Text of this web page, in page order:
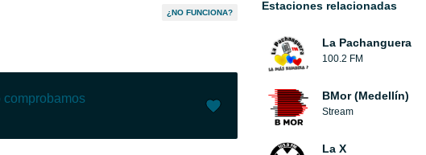
¿NO FUNCIONA?
comprobamos
Estaciones relacionadas
La Pachanguera
100.2 FM
BMor (Medellín)
Stream
La X